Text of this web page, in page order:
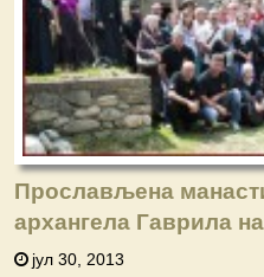
Прослављена
архангела Гаврила
јул 30, 2013